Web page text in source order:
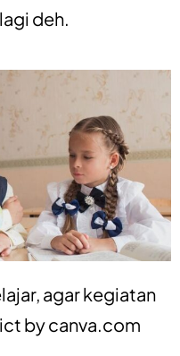
deh.
agar kegiatan
bycanva.com